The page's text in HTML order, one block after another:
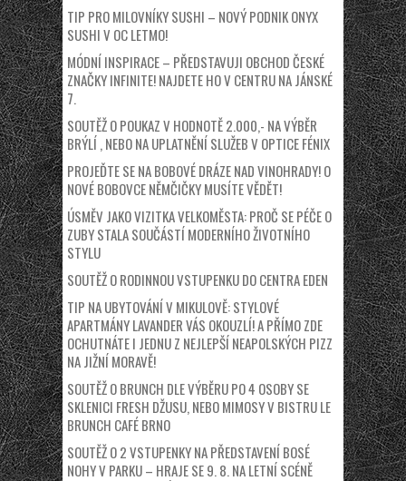
TIP PRO MILOVNÍKY SUSHI – NOVÝ PODNIK ONYX
SUSHI V OC LETMO!
MÓDNÍ INSPIRACE – PŘEDSTAVUJI OBCHOD ČESKÉ
ZNAČKY INFINITE! NAJDETE HO V CENTRU NA JÁNSKÉ
7.
SOUTĚŽ O POUKAZ V HODNOTĚ 2.000,- NA VÝBĚR
BRÝLÍ , NEBO NA UPLATNĚNÍ SLUŽEB V OPTICE FÉNIX
PROJEĎTE SE NA BOBOVÉ DRÁZE NAD VINOHRADY! O
NOVÉ BOBOVCE NĚMČIČKY MUSÍTE VĚDĚT!
ÚSMĚV JAKO VIZITKA VELKOMĚSTA: PROČ SE PÉČE O
ZUBY STALA SOUČÁSTÍ MODERNÍHO ŽIVOTNÍHO
STYLU
SOUTĚŽ O RODINNOU VSTUPENKU DO CENTRA EDEN
TIP NA UBYTOVÁNÍ V MIKULOVĚ: STYLOVÉ
APARTMÁNY LAVANDER VÁS OKOUZLÍ! A PŘÍMO ZDE
OCHUTNÁTE I JEDNU Z NEJLEPŠÍ NEAPOLSKÝCH PIZZ
NA JIŽNÍ MORAVĚ!
SOUTĚŽ O BRUNCH DLE VÝBĚRU PO 4 OSOBY SE
SKLENICI FRESH DŽUSU, NEBO MIMOSY V BISTRU LE
BRUNCH CAFÉ BRNO
SOUTĚŽ O 2 VSTUPENKY NA PŘEDSTAVENÍ BOSÉ
NOHY V PARKU – HRAJE SE 9. 8. NA LETNÍ SCÉNĚ